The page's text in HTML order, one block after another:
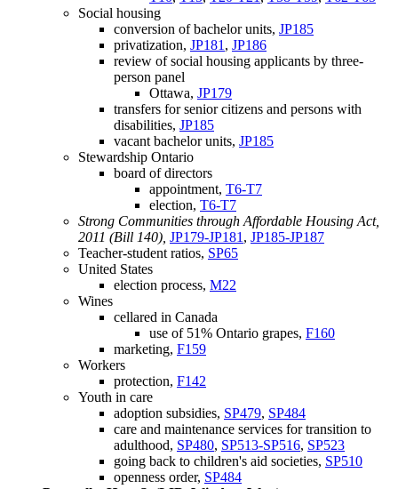
Social housing
conversion of bachelor units, JP185
privatization, JP181 , JP186
review of social housing applicants by three-
person panel
Ottawa, JP179
transfers for senior citizens and persons with
disabilities, JP185
vacant bachelor units, JP185
Stewardship Ontario
board of directors
appointment, T6-T7
election, T6-T7
Strong Communities through Affordable Housing Act,
2011 (Bill 140), JP179-JP181 , JP185-JP187
Teacher-student ratios, SP65
United States
election process, M22
Wines
cellared in Canada
use of 51% Ontario grapes, F160
marketing, F159
Workers
protection, F142
Youth in care
adoption subsidies, SP479, SP484
care and maintenance services for transition to
adulthood, SP480, SP513-SP516, SP523
going back to children's aid societies, SP510
openness order, SP484